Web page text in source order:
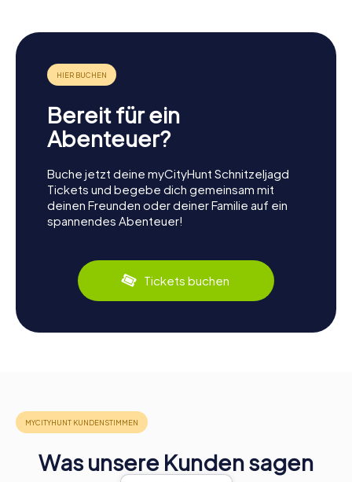
Bereit für ein
Abenteuer?
Buche jetzt deine myCityHunt Schnitzeljagd
Tickets und begebe dich gemeinsam mit
deinen Freunden oder deiner Familie auf ein
spannendes Abenteuer!
Tickets buchen
Was unsere Kunden sagen